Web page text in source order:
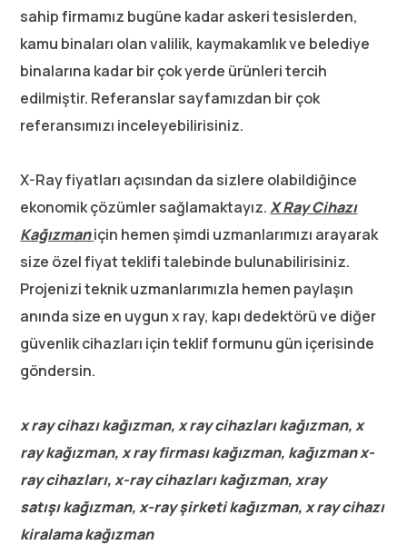
sahip firmamız bugüne kadar askeri tesislerden,
kamu binaları olan valilik, kaymakamlık ve belediye
binalarına kadar bir çok yerde ürünleri tercih
edilmiştir. Referanslar sayfamızdan bir çok
referansımızı inceleyebilirisiniz.
X-Ray fiyatları açısından da sizlere olabildiğince
ekonomik çözümler sağlamaktayız.X Ray Cihazı
Kağızmaniçin hemen şimdi uzmanlarımızı arayarak
size özel fiyat teklifi talebinde bulunabilirisiniz.
Projenizi teknik uzmanlarımızla hemen paylaşın
anında size en uygun x ray, kapı dedektörü ve diğer
güvenlik cihazları için teklif formunu gün içerisinde
göndersin.
x ray cihazı kağızman, x ray cihazları kağızman, x
ray kağızman, x ray firması kağızman, kağızman x-
ray cihazları, x-ray cihazları kağızman, xray
satışı kağızman, x-ray şirketi kağızman, x ray cihazı
kiralama kağızman